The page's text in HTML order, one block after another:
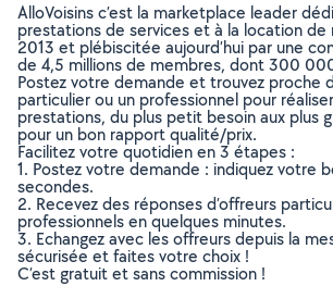
AlloVoisins c’est la marketplace leader
prestations de services et à la location
2013 et plébiscitée aujourd’hui par une
de 4,5 millions de membres, dont 300
Postez votre demande et trouvez proche
particulier ou un professionnel pour
prestations, du plus petit besoin aux plus
pour un bon rapport qualité/prix.
Facilitez votre quotidien en 3 étapes :
1. Postez votre demande : indiquez votre
secondes.
2. Recevez des réponses d’offreurs
professionnels en quelques minutes.
3. Echangez avec les offreurs depuis la
sécurisée et faites votre choix !
C’est gratuit et sans commission !